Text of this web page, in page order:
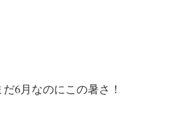
6月なのにこの暑さ！